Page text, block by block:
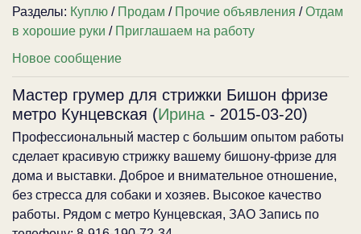
Разделы: Куплю / Продам / Прочие объявления /Отдам
в хорошие руки / Приглашаем на работу
Новое сообщение
Мастер грумер для стрижки Бишон фризе
метро Кунцевская (Ирина - 2015-03-20)
Профессиональный мастер с большим опытом работы
сделает красивую стрижку вашему бишону-фризе для
дома и выставки. Доброе и внимательное отношение,
без стресса для собаки и хозяев. Высокое качество
работы. Рядом с метро Кунцевская, ЗАО Запись по